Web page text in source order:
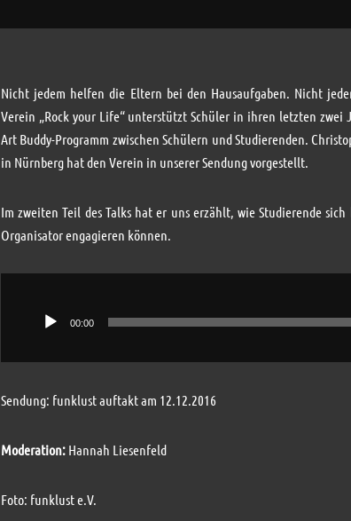
Nicht jedem helfen die Eltern bei den Hausaufgaben. Nicht
Verein „Rock your Life“ unterstützt Schüler in ihren letzten zwei
Art Buddy-Programm zwischen Schülern und Studierenden.
in Nürnberg hat den Verein in unserer Sendung vorgestellt.
Im zweiten Teil des Talks hat er uns erzählt, wie Studierende
Organisator engagieren können.
00:00
Sendung: funklust auftakt am 12.12.2016
Moderation: Hannah Liesenfeld
Foto: funklust e.V.